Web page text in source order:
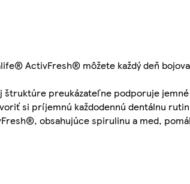
ActivFresh® môžete každý deň
štruktúre preukázateľne podporuje
si príjemnú každodennú dentálnu
obsahujúce spirulinu a med,